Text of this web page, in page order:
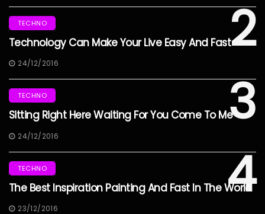
2
TECHNO
Technology Can Make Your Live Easy And Fast
24/12/2016
3
TECHNO
Sitting Right Here Waiting For You Come To Me
24/12/2016
4
TECHNO
The Best Inspiration Painting And Fast In The World
23/12/2016